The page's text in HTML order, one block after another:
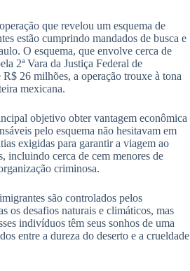
que revelou um esquema de
estão cumprindo mandados de busca e
O esquema, que envolve cerca de
2ª Vara da Justiça Federal de
26 milhões, a operação trouxe à tona
mexicana.
objetivo obter vantagem econômica
​​pelo esquema não hesitavam em
exigidas para garantir a viagem ao
incluindo cerca de cem menores de
criminosa.
são controlados pelos
os desafios naturais e climáticos, mas
indivíduos têm seus sonhos de uma
entre a dureza do deserto e a crueldade